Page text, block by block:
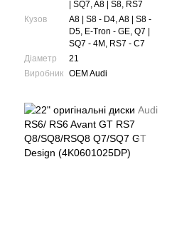
| SQ7, A8 | S8, RS7
Кузов
A8 | S8 - D4, A8 | S8 -
D5, E-Tron - GE, Q7 |
SQ7 - 4M, RS7 - C7
Діаметр
21
Виробник OEM Audi